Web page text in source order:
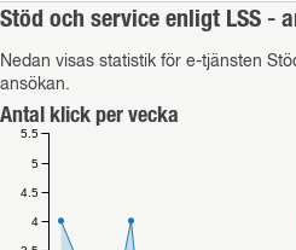
Stöd och service enligt LSS -
Nedan visas statistik för e-tjänsten
ansökan.
Antal klick per vecka
4
4.5
5
5.5